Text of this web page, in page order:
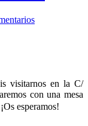
visitarnos en la C/
con una mesa
esperamos!